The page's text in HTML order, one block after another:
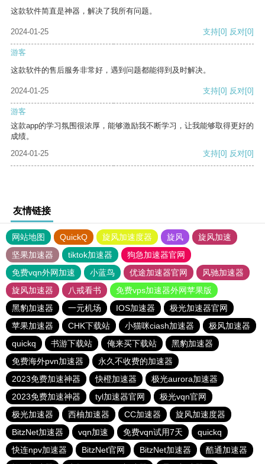
这款软件简直是神器，解决了我所有问题。
2024-01-25 支持[0] 反对[0]
游客
这款软件的售后服务非常好，遇到问题都能得到及时解决。
2024-01-25 支持[0] 反对[0]
游客
这款app的学习氛围很浓厚，能够激励我不断学习，让我能够取得更好的
成绩。
2024-01-25
支持[0] 反对[0]
友情链接
网站地图 QuickQ 旋风加速度器 旋风
旋风加速
坚果加速器
tiktok加速器
狗急加速器官网
免费vqn外网加速
小蓝鸟 优途加速器官网
风驰加速器
旋风加速器
八戒看书
免费vps加速器外网苹果版
黑豹加速器
一元机场 IOS加速器
极光加速器官网
苹果加速器
CHK下载站 小猫咪ciash加速器
极风加速器
quickq
书游下载站 俺来买下载站
黑豹加速器
免费海外pvn加速器
永久不收费的加速器
2023免费加速神器
快橙加速器
极光aurora加速器
2023免费加速神器
tyl加速器官网
极光vqn官网
极光加速器
西柚加速器 CC加速器
旋风加速度器
BitzNet加速器
vqn加速 免费vqn试用7天
quickq
快连npv加速器
BitzNet官网 BitzNet加速器
酷通加速器